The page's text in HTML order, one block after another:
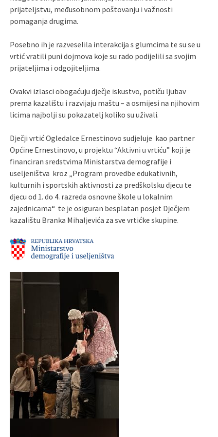
prijateljstvu, međusobnom poštovanju i važnosti
pomaganja drugima.
Posebno ih je razveselila interakcija s glumcima te su se u
vrtić vratili puni dojmova koje su rado podijelili sa svojim
prijateljima i odgojiteljima.
Ovakvi izlasci obogaćuju dječje iskustvo, potiču ljubav
prema kazalištu i razvijaju maštu – a osmijesi na njihovim
licima najbolji su pokazatelj koliko su uživali.
Dječji vrtić Ogledalce Ernestinovo sudjeluje kao partner
Općine Ernestinovo, u projektu “Aktivni u vrtiću” koji je
financiran sredstvima Ministarstva demografije i
useljeništva kroz „Program provedbe edukativnih,
kulturnih i sportskih aktivnosti za predškolsku djecu te
djecu od 1. do 4. razreda osnovne škole u lokalnim
zajednicama“ te je osiguran besplatan posjet Dječjem
kazalištu Branka Mihaljevića za sve vrtićke skupine.